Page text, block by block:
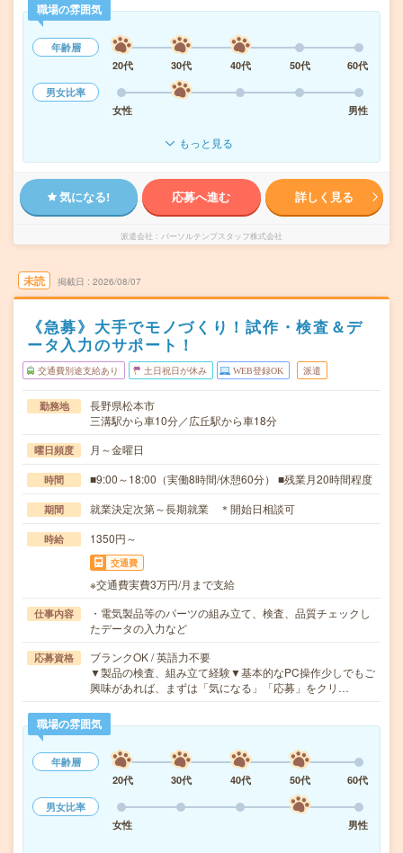
職場の雰囲気
年齢層
20代
30代 40代 50代
60代
男女比率
女性
男性
もっと見る
気になる! 応募へ進む 詳しく見る
派遣会社 パーソルテンプスタッフ株式会社
未読 掲載日 2026/08/07
《急募》大手でモノづくり！試作・検査＆デ
ータ入力のサポート！
交通費別途支給あり 土日祝日が休み WEB登録OK 派遣
勤務地
長野県松本市
三溝駅から車10分／広丘駅から車18分
曜日頻度 月～金曜日
時間 ■9:00～18:00（実働8時間/休憩60分） ■残業月20時間程度
期間 就業決定次第～長期就業 ＊開始日相談可
時給 1350円～
交通費
※交通費実費3万円/月まで支給
仕事内容
・電気製品等のパーツの組み立て、検査、品質チェックし
たデータの入力など
応募資格
ブランクOK / 英語力不要
▼製品の検査、組み立て経験▼基本的なPC操作少しでもご
興味があれば、まずは「気になる」「応募」をクリ…
職場の雰囲気
年齢層
20代
30代 40代 50代
60代
男女比率
女性
男性